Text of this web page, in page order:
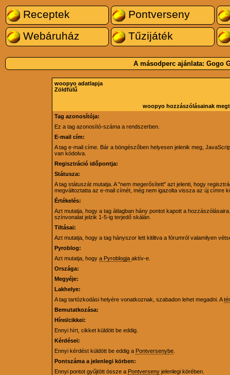
Receptek
Pontverseny
Webáruház
Tűzijáték
A másodperc ajánlata: Gogo
woopyo adatlapja
Zöldfülű
woopyo hozzászólásainak
Tag azonosítója:
Ez a tag azonosító-száma a rendszerben.
E-mail cím:
A tag e-mail címe. Bár a böngészőben helyesen jelenik meg,
van kódolva.
Regisztráció időpontja:
Státusza:
A tag státuszát mutatja. A "nem megerősített" azt jelenti, hogy
megváltoztatta az e-mail címét, még nem igazolta vissza az új címre
Értékelés:
Azt mutatja, hogy a tag átlagban hány pontot kapott a
színvonalat jelzik 1-5-ig terjedő skálán.
Tiltásai:
Azt mutatja, hogy a tag hányszor lett kitiltva a fórumról valamilyen
Pyroblog:
Azt mutatja, hogy a Pyroblogja aktív-e.
Országa:
Megyéje:
Lakhelye:
A tag tartózkodási helyére vonatkoznak, szabadon lehet megadni. A
Bemutatkozása:
Hírei/cikkei:
Ennyi hírt, cikket küldött be eddig.
Kérdései:
Ennyi kérdést küldött be eddig a Pontversenybe.
Pontszáma a jelenlegi körben:
Ennyi pontot gyűjtött össze a Pontversenyjelenlegi körében.